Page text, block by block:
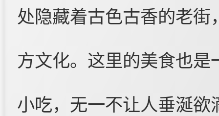
处隐藏着古色古香的老
方文化。这里的美食也
小吃，无一不让人垂涎